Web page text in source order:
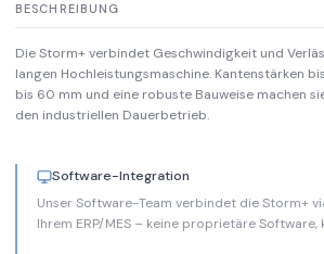
BESCHREIBUNG
Die Storm+ verbindet Geschwindigkeit und
langen Hochleistungsmaschine. Kantenstärken
bis 60 mm und eine robuste Bauweise machen
den industriellen Dauerbetrieb.
Software-Integration
Unser Software-Team verbindet die Storm+
Ihrem ERP/MES – keine proprietäre